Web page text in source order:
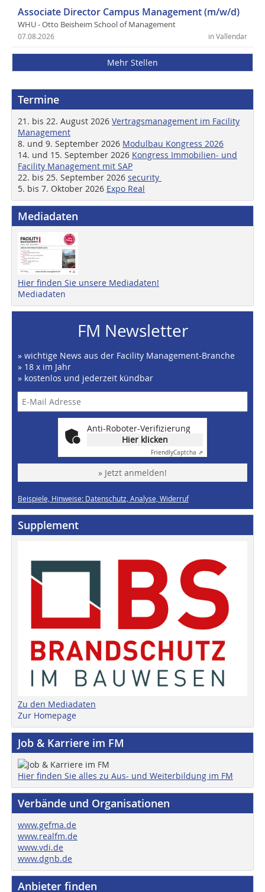
Associate Director Campus Management (m/w/d)
WHU - Otto Beisheim School of Management
in Vallendar
07.08.2026
Mehr Stellen
Termine
21. bis 22. August 2026 Vertragsmanagement im Facility
Management
8. und 9. September 2026 Modulbau Kongress 2026
14. und 15. September 2026 Kongress Immobilien- und
Facility Management mit SAP
22. bis 25. September 2026 security
5. bis 7. Oktober 2026 Expo Real
Mediadaten
Hier finden Sie unsere Mediadaten!
Mediadaten
FM Newsletter
» wichtige News aus der Facility Management-Branche
» 18 x im Jahr
» kostenlos und jederzeit kündbar
Anti-Roboter-Verifizierung
Hier klicken
FriendlyCaptcha ⇗
» Jetzt anmelden!
Beispiele, Hinweise: Datenschutz, Analyse, Widerruf
Supplement
Zu den Mediadaten
Zur Homepage
Job & Karriere im FM
Hier finden Sie alles zu Aus- und Weiterbildung im FM
Verbände und Organisationen
www.gefma.de
www.realfm.de
www.vdi.de
www.dgnb.de
Anbieter finden